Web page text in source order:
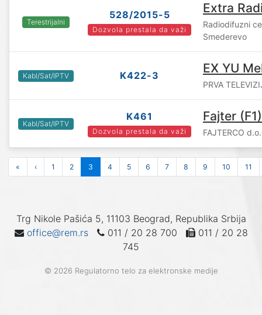
Terestrijalni
528/2015-5
Dozvola prestala da važi
Extra
Radiodifuzni
Smederevo
Kabl/Sat/IPTV K422-3 EX YU
PRVA
Kabl/Sat/IPTV
K461
Dozvola prestala da važi
Fajter (F1)
FAJTERCO
« ‹ 1 2 3 4 5 6 7 8 9 10 11
Trg Nikole Pašića 5, 11103 Beograd, Republika Srbija
office@rem.rs
011 / 20 28 700
011 / 20 28
745
© 2026 Regulatorno telo za elektronske medije